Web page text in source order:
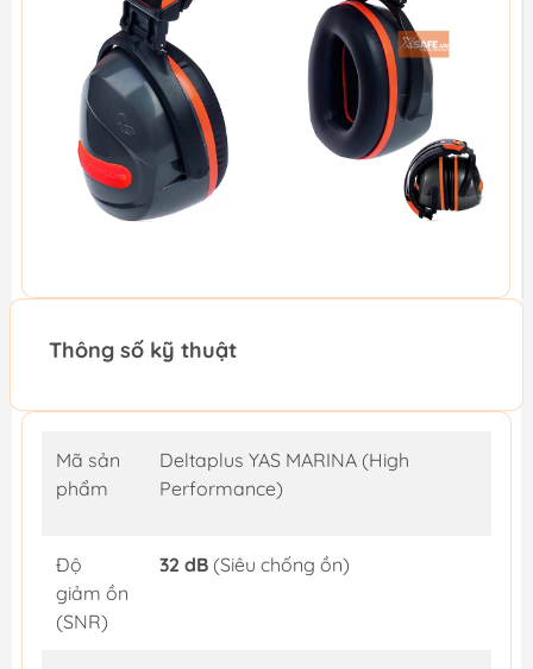
Thông số kỹ thuật
Mã sản
phẩm
Deltaplus YAS MARINA (High
Performance)
Độ
giảm ồn
(SNR)
32 dB (Siêu chống ồn)